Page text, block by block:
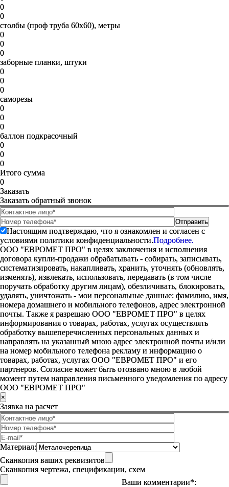
0
0
столбы (проф труба 60х60), метры
0
0
0
заборные планки, штуки
0
0
0
саморезы
0
0
0
баллон подкрасочный
0
0
0
Итого сумма
0
Заказать
Заказать обратный звонок
Настоящим подтверждаю, что я ознакомлен и согласен с
условиями политики конфиденциальности.Подробнее.
ООО "ЕВРОМЕТ ПРО" в целях заключения и исполнения
договора купли-продажи обрабатывать - собирать, записывать,
систематизировать, накапливать, хранить, уточнять (обновлять,
изменять), извлекать, использовать, передавать (в том числе
поручать обработку другим лицам), обезличивать, блокировать,
удалять, уничтожать - мои персональные данные: фамилию, имя,
номера домашнего и мобильного телефонов, адрес электронной
почты. Также я разрешаю ООО "ЕВРОМЕТ ПРО" в целях
информирования о товарах, работах, услугах осуществлять
обработку вышеперечисленных персональных данных и
направлять на указанный мною адрес электронной почты и/или
на номер мобильного телефона рекламу и информацию о
товарах, работах, услугах ООО "ЕВРОМЕТ ПРО" и его
партнеров. Согласие может быть отозвано мною в любой
момент путем направления письменного уведомления по адресу
ООО "ЕВРОМЕТ ПРО"
×
Заявка на расчет
Материал:
Сканкопия ваших реквизитов
Сканкопия чертежа, спецификации, схем
Ваши комментарии*: